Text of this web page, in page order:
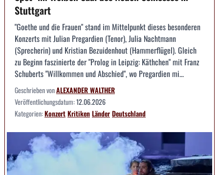
Stuttgart
"Goethe und die Frauen" stand im Mittelpunkt dieses besonderen
Konzerts mit Julian Pregardien (Tenor), Julia Nachtmann
(Sprecherin) und Kristian Bezuidenhout (Hammerflügel). Gleich
zu Beginn faszinierte der "Prolog in Leipzig: Käthchen" mit Franz
Schuberts "Willkommen und Abschied", wo Pregardien mi...
Geschrieben vonALEXANDER WALTHER
Veröffentlichungsdatum:12.06.2026
Kategorien:KonzertKritikenLänderDeutschland